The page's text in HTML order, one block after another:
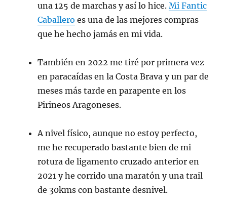
una 125 de marchas y así lo hice.Mi Fantic
Caballero es una de las mejores compras
que he hecho jamás en mi vida.
También en 2022 me tiré por primera vez
en paracaídas en la Costa Brava y un par de
meses más tarde en parapente en los
Pirineos Aragoneses.
A nivel físico, aunque no estoy perfecto,
me he recuperado bastante bien de mi
rotura de ligamento cruzado anterior en
2021 y he corrido una maratón y una trail
de 30kms con bastante desnivel.